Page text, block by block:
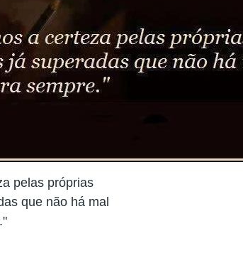
pelas próprias
que não há mal